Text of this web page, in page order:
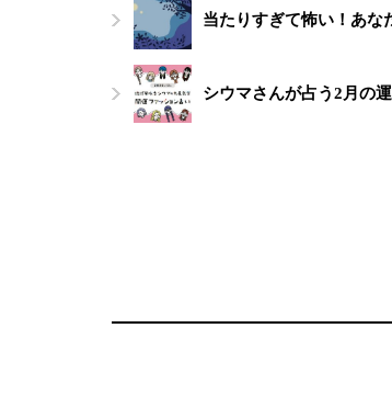
当たりすぎて怖い！あな
シウマさんが占う2月の